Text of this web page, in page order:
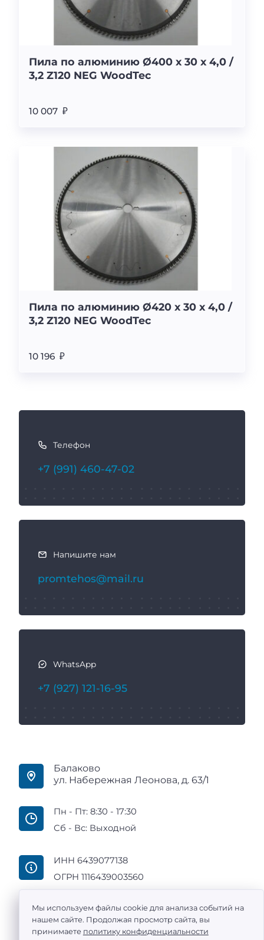
Пила по алюминию Ø400 x 30 x 4,0 /
3,2 Z120 NEG WoodTec
10 007 ₽
Пила по алюминию Ø420 x 30 x 4,0 /
3,2 Z120 NEG WoodTec
10 196 ₽
з
а
Телефон
+7 (991) 460-47-02
Напишите нам
promtehos@mail.ru
WhatsApp
+7 (927) 121-16-95
Балаково
ул. Набережная Леонова, д. 63/1
Пн - Пт: 8:30 - 17:30
Сб - Вс: Выходной
ИНН 6439077138
ОГРН 1116439003560
ООО «Промтехоснащение» — поставка
Мы используем файлы cookie для анализа событий на
нашем сайте. Продолжая просмотр сайта, вы
принимаете политику конфиденциальности